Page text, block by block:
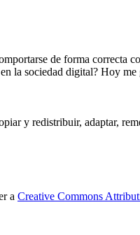
de forma
la sociedad digital? Hoy me
y redistribuir, adaptar,
a Creative Commons